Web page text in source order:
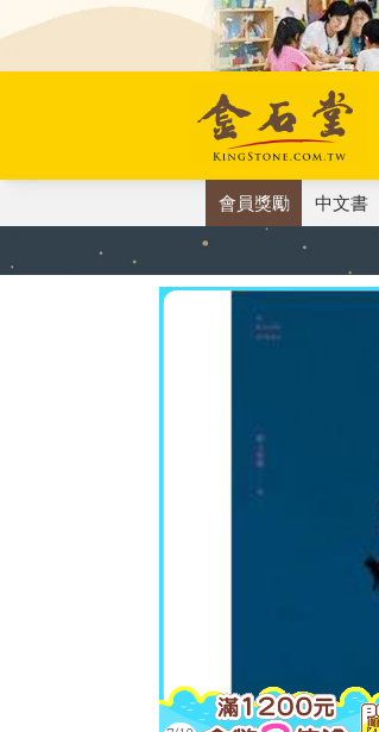
會員獎勵 中文書